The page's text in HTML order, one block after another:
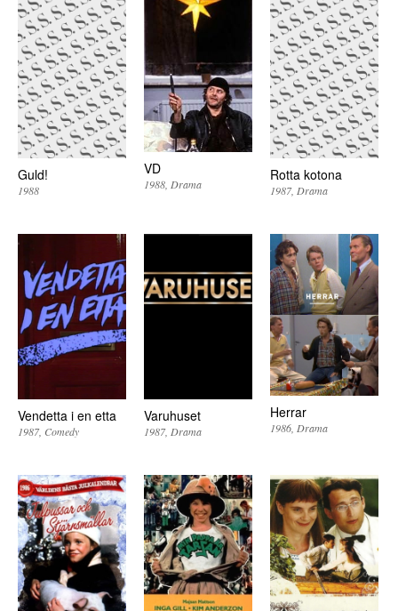
Guld!
1988
VD
1988 Drama
Rotta kotona
1987 Drama
Vendetta i en etta
1987 Comedy
Varuhuset
1987 Drama
Herrar
1986 Drama